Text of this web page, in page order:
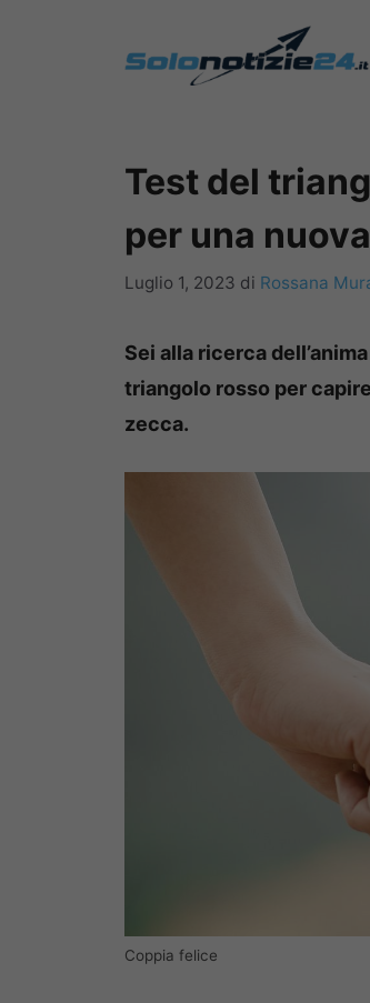
Test del
per una
Luglio 1, 2023 di Rossana
Sei alla ricerca
triangolo rosso per
zecca.
Coppia felice